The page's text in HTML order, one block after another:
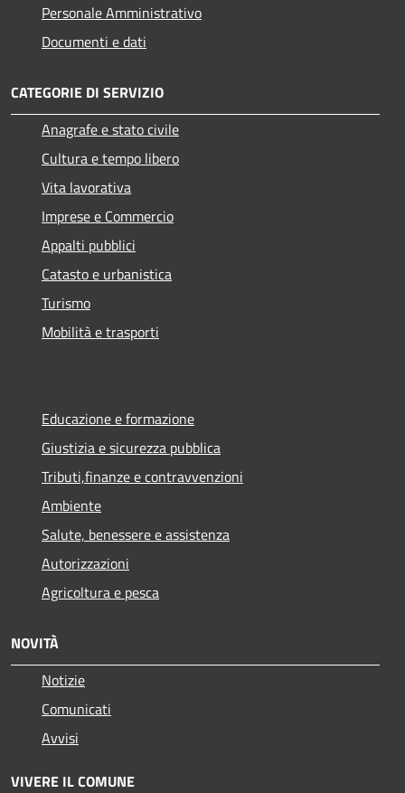
Personale Amministrativo
Documenti e dati
CATEGORIE DI SERVIZIO
Anagrafe e stato civile
Cultura e tempo libero
Vita lavorativa
Imprese e Commercio
Appalti pubblici
Catasto e urbanistica
Turismo
Mobilità e trasporti
Educazione e formazione
Giustizia e sicurezza pubblica
Tributi,finanze e contravvenzioni
Ambiente
Salute, benessere e assistenza
Autorizzazioni
Agricoltura e pesca
NOVITÀ
Notizie
Comunicati
Avvisi
VIVERE IL COMUNE